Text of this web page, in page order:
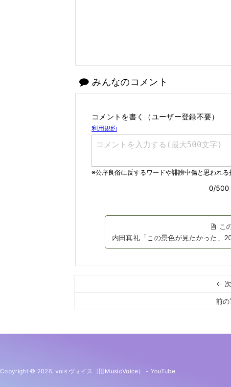
みんなのコメント
コメントを書く（ユーザー登録不要）
こ
内田真礼「この景色が見たかった」
← 次
前
Copyright © 2026. vois ヴォイス（旧MusicVoice） - YouTube